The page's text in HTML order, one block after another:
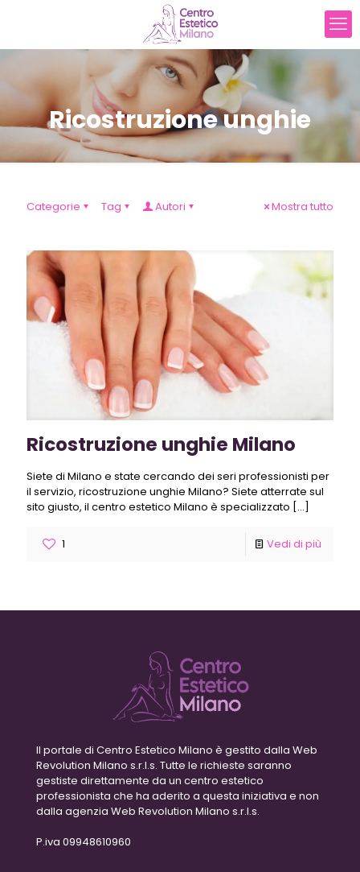
Ricostruzione unghie
Categorie Tag Autori Mostra tutto
Ricostruzione unghie Milano
Siete di Milano e state cercando dei seri professionisti per
il servizio, ricostruzione unghie Milano? Siete atterrate sul
sito giusto, il centro estetico Milano è specializzato […]
1 Vedi di più
Il portale di Centro Estetico Milano è gestito dalla Web
Revolution Milano s.r.l.s. Tutte le richieste saranno
gestiste direttamente da un centro estetico
professionista che ha aderito a questa iniziativa e non
dalla agenzia Web Revolution Milano s.r.l.s.
P.iva 09948610960